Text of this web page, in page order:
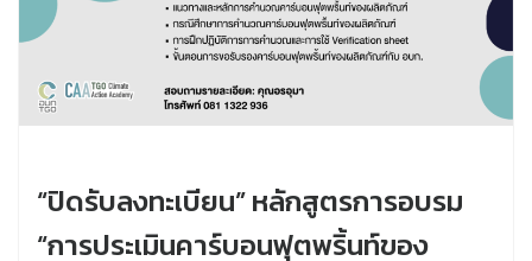
“ปิดรับลงทะเบียน” หลักสูตรการอบรม
“การประเมินคาร์บอนฟุตพริ้นท์ของ